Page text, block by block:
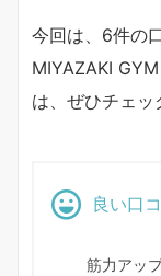
今回は、6件の
MIYAZAKI
は、ぜひチェッ
良い口
筋力アッ